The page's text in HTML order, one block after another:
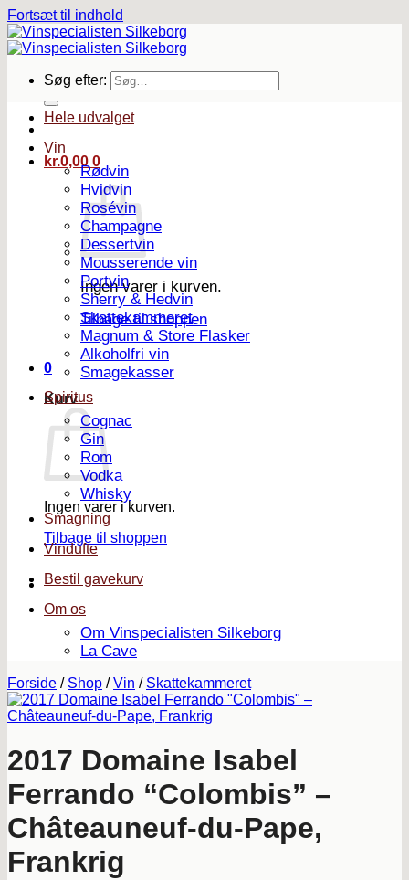
Fortsæt til indhold
Søg efter:
kr.0,00 0
Ingen varer i kurven.
Tilbage til shoppen
0
Kurv
Ingen varer i kurven.
Tilbage til shoppen
Hele udvalget
Vin
Rødvin
Hvidvin
Rosévin
Champagne
Dessertvin
Mousserende vin
Portvin
Sherry & Hedvin
Skattekammeret
Magnum & Store Flasker
Alkoholfri vin
Smagekasser
Spiritus
Cognac
Gin
Rom
Vodka
Whisky
Smagning
Vindufte
Bestil gavekurv
Om os
Om Vinspecialisten Silkeborg
La Cave
Forside / Shop / Vin / Skattekammeret
2017 Domaine Isabel
Ferrando “Colombis” –
Châteauneuf-du-Pape,
Frankrig